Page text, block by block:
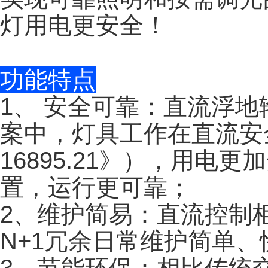
灯用电更安全！
功能特点
1、 安全可靠：直流浮
案中，灯具工作在直流
16895.21》），用电更
置，运行更可靠；
2、维护简易：直流控制
N+1冗余日常维护简单